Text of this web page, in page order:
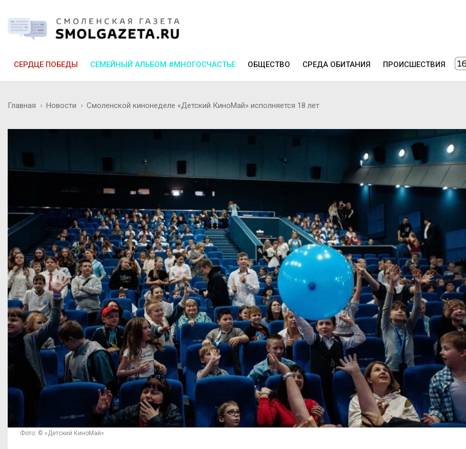
СЕРДЦЕ ПОБЕДЫ СЕМЕЙНЫЙ АЛЬБОМ #МНОГОСЧАСТЬЕ ОБЩЕСТВО СРЕДА ОБИТАНИЯ ПРОИСШЕСТВИЯ
Главная Новости Смоленской кинонеделе «Детский КиноМай» исполняется 18 лет
Фото: © «Детский КиноМай»